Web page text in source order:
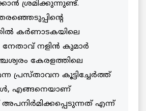
ശ്രമിക്കുന്നുണ്ട്.
കർണാടകയിലെ
നേതാവ് നളിൻ കുമാർ
കേരളത്തിലെ
പ്രസ്‌താവന കൂട്ടിച്ചേർത്ത്
എങ്ങനെയാണ്
എന്ന്